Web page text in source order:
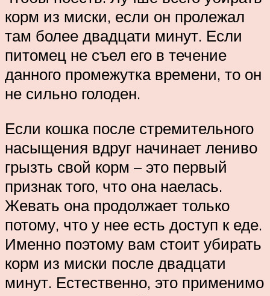
корм из миски, если он пролежал
там более двадцати минут. Если
питомец не съел его в течение
данного промежутка времени, то он
не сильно голоден.
Если кошка после стремительного
насыщения вдруг начинает лениво
грызть свой корм – это первый
признак того, что она наелась.
Жевать она продолжает только
потому, что у нее есть доступ к еде.
Именно поэтому вам стоит убирать
корм из миски после двадцати
минут. Естественно, это применимо